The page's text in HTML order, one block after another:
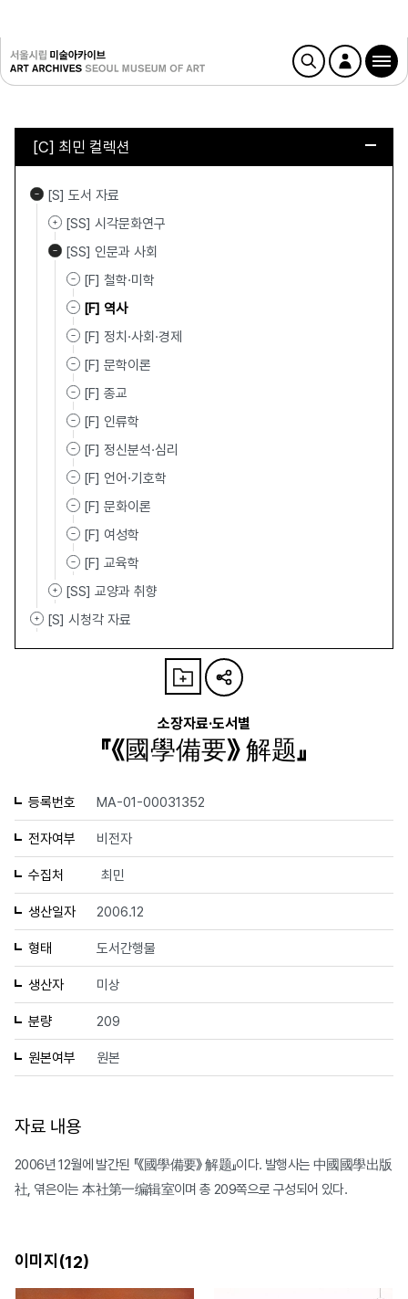
[C] 최민 컬렉션
[S] 도서 자료
[SS] 시각문화연구
[SS] 인문과 사회
[F] 철학·미학
[F] 역사
[F] 정치·사회·경제
[F] 문학이론
[F] 종교
[F] 인류학
[F] 정신분석·심리
[F] 언어·기호학
[F] 문화이론
[F] 여성학
[F] 교육학
[SS] 교양과 취향
[S] 시청각 자료
소장자료·도서별
『《國學備要》 解题』
등록번호 MA-01-00031352
전자여부 비전자
수집처 최민
생산일자 2006.12
형태 도서간행물
생산자 미상
분량 209
원본여부 원본
자료 내용
2006년 12월에 발간된 『《國學備要》 解题』이다. 발행사는 中國國學出版
社, 엮은이는 本社第一编辑室이며 총 209쪽으로 구성되어 있다.
이미지(12)